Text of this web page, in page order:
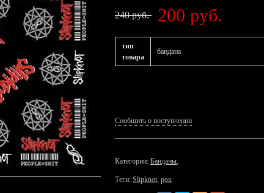
240 руб. 200 руб.
тип
товара
бандана
Сообщить о поступлении
Категории: Банданы,
Теги: Slipknot, рок